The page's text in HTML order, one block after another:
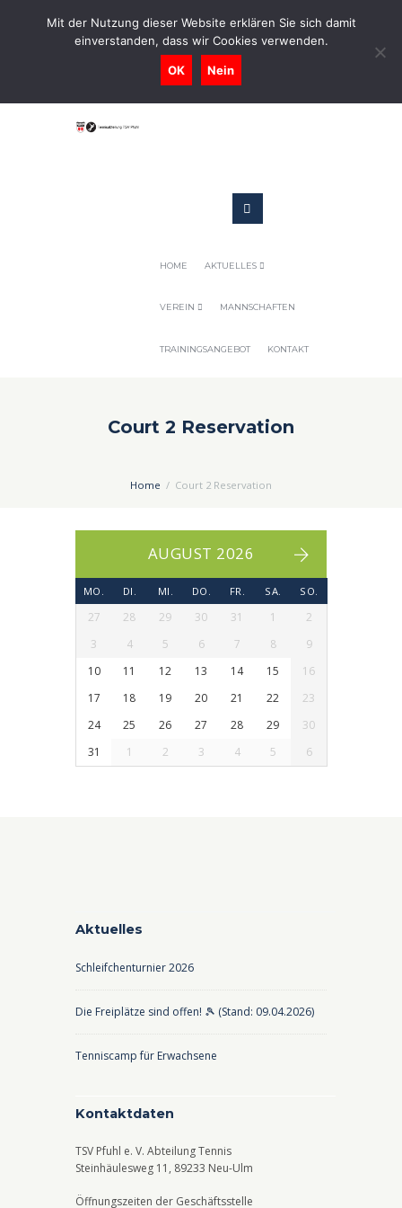
0731-9716400
Geschaeftsstelle@tennis-tsv-pfuhl.de
HOME AKTUELLES
VEREIN MANNSCHAFTEN
TRAININGSANGEBOT KONTAKT
Court 2 Reservation
Home Court 2 Reservation
AUGUST 2026
MO. DI. MI. DO. FR. SA. SO.
27 28 29 30 31 1
2
3
4 5 6 7 8
9
10
11 12 13 14 15
16
17
18 19 20 21 22
23
24
25 26 27 28 29
30
31
1 2 3 4 5 6
Aktuelles
Schleifchenturnier 2026
Die Freiplätze sind offen! 🎾 (Stand: 09.04.2026)
Tenniscamp für Erwachsene
Kontaktdaten
TSV Pfuhl e. V. Abteilung Tennis
Steinhäulesweg 11, 89233 Neu-Ulm
Öffnungszeiten der Geschäftsstelle
Mit der Nutzung dieser Website erklären Sie sich damit
einverstanden, dass wir Cookies verwenden.
OK Nein